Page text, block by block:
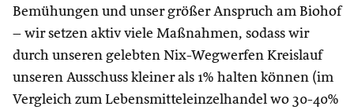
Bemühungen und unser größer Anspruch am Biohof
– wir setzen aktiv viele Maßnahmen, sodass wir
durch unseren gelebten Nix-Wegwerfen Kreislauf
unseren Ausschuss kleiner als 1% halten können (im
Vergleich zum Lebensmitteleinzelhandel wo 30-40%